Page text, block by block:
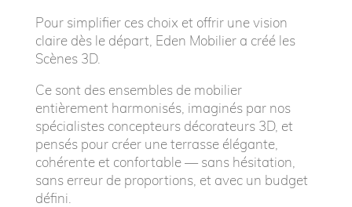
Pour simplifier ces choix et offrir une vision
claire dès le départ, Eden Mobilier a créé les
Scènes 3D.
Ce sont des ensembles de mobilier
entièrement harmonisés, imaginés par nos
spécialistes concepteurs décorateurs 3D, et
pensés pour créer une terrasse élégante,
cohérente et confortable — sans hésitation,
sans erreur de proportions, et avec un budget
défini.